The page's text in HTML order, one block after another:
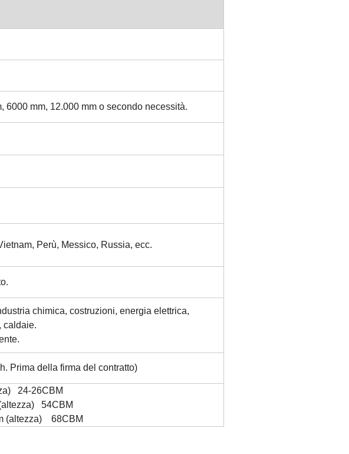
6000 mm, 12.000 mm o secondo necessità.
Perù, Messico, Russia, ecc.
chimica, costruzioni, energia elettrica,
caldaie.
Prima della firma del contratto)
24-26CBM
54CBM
(altezza) 68CBM